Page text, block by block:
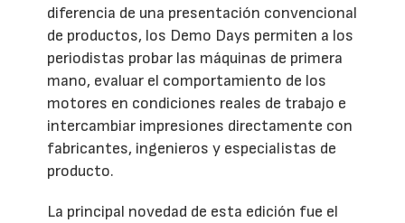
diferencia de una presentación convencional
de productos, los Demo Days permiten a los
periodistas probar las máquinas de primera
mano, evaluar el comportamiento de los
motores en condiciones reales de trabajo e
intercambiar impresiones directamente con
fabricantes, ingenieros y especialistas de
producto.
La principal novedad de esta edición fue el